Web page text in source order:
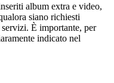
album extra e video,
siano richiesti
È importante, per
indicato nel